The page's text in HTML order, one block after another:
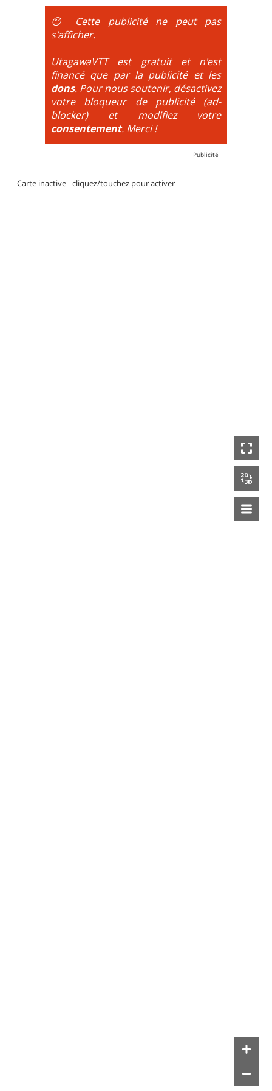
obligatoire.
DH / Gravity : Seule la descente se passe sur le vélo.
La montée est faite via navette ou remontée
mécanique. La difficulté de la descente est indiquée
par des couleurs lorsqu'il s'agit de bikeparks. Vélo
tout suspendu et protections du corps obligatoires.
😔 Cette publicité ne peut pas
s'afficher.
UtagawaVTT est gratuit et n'est
financé que par la publicité et les
dons. Pour nous soutenir, désactivez
votre bloqueur de publicité (ad-
blocker) et modifiez votre
consentement. Merci !